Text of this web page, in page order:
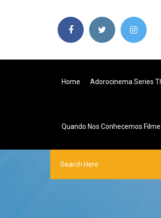
Home Adorocinema Series
Quando Nos Conhecemos